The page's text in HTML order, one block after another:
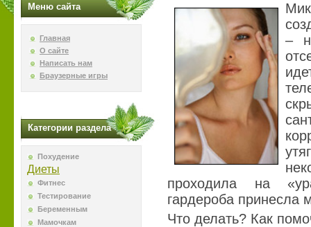
Меню сайта
Главная
О сайте
Написать нам
Браузерные игры
Категории раздела
Похудение
Диеты
Фитнес
Тестирование
Беременным
Мамочкам
–
проходила на
гардероба принесла
Что делать? Как